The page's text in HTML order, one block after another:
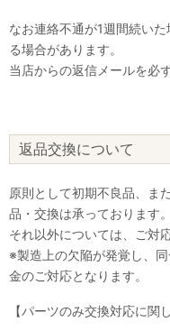
なお連絡不通が1週間続い
る場合があります。
当店からの返信メールを必
返品交換について
原則として初期不良品、ま
品・交換は承っております。
それ以外については、ご対
※製造上の欠陥が発覚し、
金のご対応となります。
【パーツのみ交換対応に関し